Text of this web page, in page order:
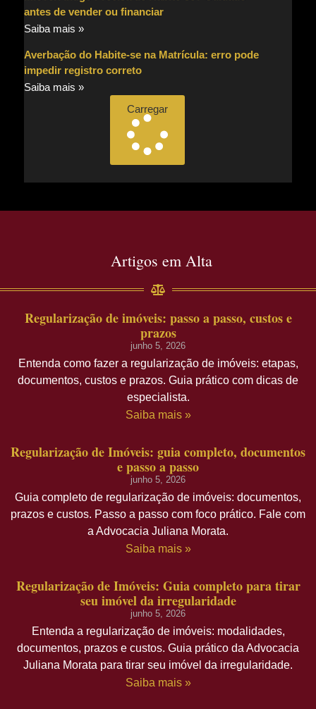
antes de vender ou financiar
Saiba mais »
Averbação do Habite-se na Matrícula: erro pode
impedir registro correto
Saiba mais »
Carregar
Artigos em Alta
Regularização de imóveis: passo a passo, custos e
prazos
junho 5, 2026
Entenda como fazer a regularização de imóveis: etapas,
documentos, custos e prazos. Guia prático com dicas de
especialista.
Saiba mais »
Regularização de Imóveis: guia completo, documentos
e passo a passo
junho 5, 2026
Guia completo de regularização de imóveis: documentos,
prazos e custos. Passo a passo com foco prático. Fale com
a Advocacia Juliana Morata.
Saiba mais »
Regularização de Imóveis: Guia completo para tirar
seu imóvel da irregularidade
junho 5, 2026
Entenda a regularização de imóveis: modalidades,
documentos, prazos e custos. Guia prático da Advocacia
Juliana Morata para tirar seu imóvel da irregularidade.
Saiba mais »